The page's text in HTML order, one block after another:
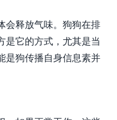
会释放气味。狗狗在排
是它的方式，尤其是当
是狗传播自身信息素并